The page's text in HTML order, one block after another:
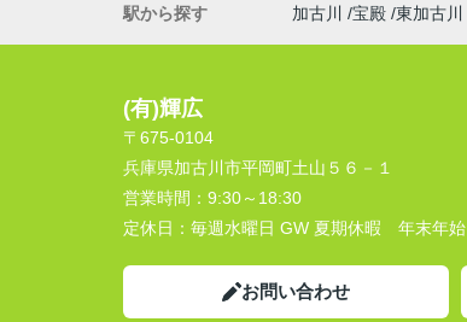
駅から探す
加古川 宝殿 東加古川
(有)輝広
〒675-0104
兵庫県加古川市平岡町土山５６－１
営業時間： 9:30～18:30
定休日： 毎週水曜日 GW 夏期休暇 年末年始
お問い合わせ